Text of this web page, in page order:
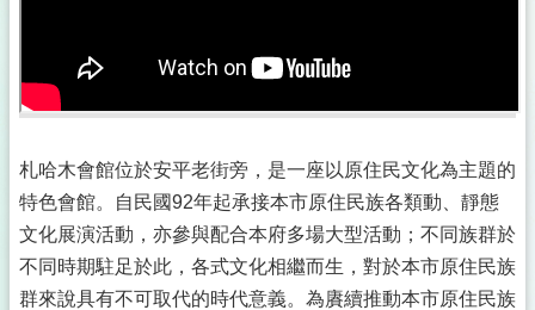
札哈木會館位於安平老街旁，是一座以原住民文化為主題的
特色會館。自民國92年起承接本市原住民族各類動、靜態
文化展演活動，亦參與配合本府多場大型活動；不同族群於
不同時期駐足於此，各式文化相繼而生，對於本市原住民族
群來說具有不可取代的時代意義。為賡續推動本市原住民族